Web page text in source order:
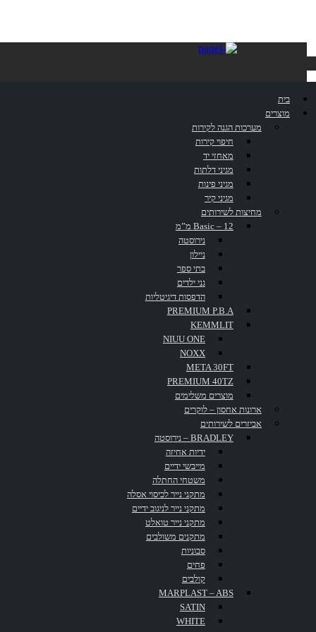
בית
מוצרים
מערכות הגנה לקירות
חיפוי קירות
מאחזי יד
מגיני דלתות
מגיני פינות
מגיני קיר
מחיצות לשירותים
Basic – 12 מ”מ
נירוסטה
ניילון
בתי ספר
גני ילדים
הדפסות דיגיטליות
PREMIUM P.B.A
KEMMLIT
NIUU ONE
NOXX
META 30FT
PREMIUM 40TZ
מוצרים משלימים
ארונות אחסון – לוקרים
אביזרים לשירותים
BRADLEY – נירוסטה
ידיות אחיזה
מייבשי ידיים
משטחי החתלה
מתקני נייר לכיסוי אסלה
מתקני נייר לניגוב ידיים
מתקני נייר טואלט
מתקנים משולבים
סבוניות
פחים
קולבים
MARPLAST – ABS
SATIN
WHITE
בית הלוחם
ת"א‎
פרוייקטים»בית הלוחם ת"א‎
בית
הלוחם
ת"א‎
דף הבית»פרוייקטים»בית הלוחם ת"א‎